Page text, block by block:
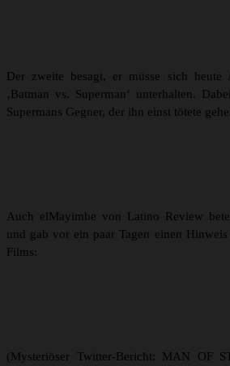
Der zweite besagt, er müsse sich heute
‚Batman vs. Superman‘ unterhalten.
Supermans Gegner, der ihn einst tötete
Auch elMayimbe von Latino Review
und gab vor ein paar Tagen einen
Films:
(Mysteriöser Twitter-Bericht: MAN